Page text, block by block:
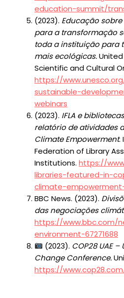
education-summit/
(2023). Educação
para a transformação
toda a instituição para
mais ecológicas.
Scientific and Cultural
https://
sustainable-
webinars
(2023). IFLA e
relatório de atividades
Climate Empowerment.
Federation of Library
Institutions. https://
libraries-featured-in-
climate-
BBC News. (2023).
das negociações
https://www.bbc.com/
environment-67271688
(2023). COP28 UAE
Change Conference.
https://